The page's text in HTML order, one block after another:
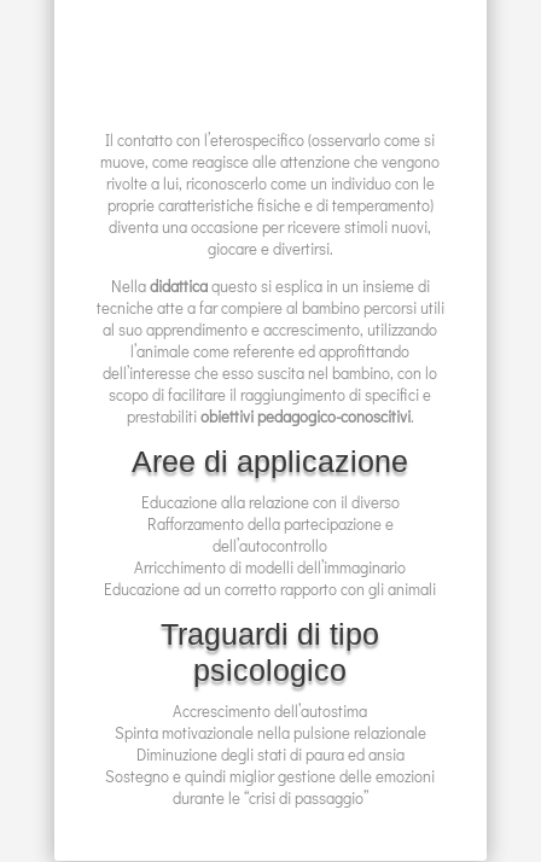
Il contatto con l’eterospecifico (osservarlo come si
muove, come reagisce alle attenzione che vengono
rivolte a lui, riconoscerlo come un individuo con le
proprie caratteristiche fisiche e di temperamento)
diventa una occasione per ricevere stimoli nuovi,
giocare e divertirsi.
Nelladidatticaquesto si esplica in un insieme di
tecniche atte a far compiere al bambino percorsi utili
al suo apprendimento e accrescimento, utilizzando
l’animale come referente ed approfittando
dell’interesse che esso suscita nel bambino, con lo
scopo di facilitare il raggiungimento di specifici e
prestabilitiobiettivi pedagogico-conoscitivi.
Aree di applicazione
Educazione alla relazione con il diverso
Rafforzamento della partecipazione e
dell’autocontrollo
Arricchimento di modelli dell’immaginario
Educazione ad un corretto rapporto con gli animali
Traguardi di tipo
psicologico
Accrescimento dell’autostima
Spinta motivazionale nella pulsione relazionale
Diminuzione degli stati di paura ed ansia
Sostegno e quindi miglior gestione delle emozioni
durante le “crisi di passaggio”